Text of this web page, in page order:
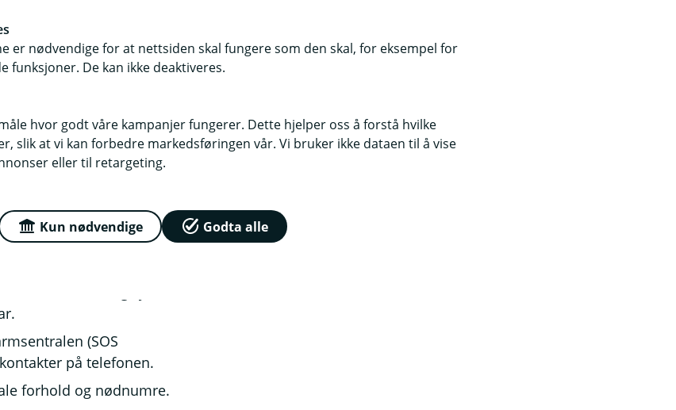
seks måneder etter
og ha
reiseforsikringen din
vaksiner, og pakk
valuta.
for pass, penger og
(SOS
på telefonen.
forhold og nødnumre.
er nødvendige for at nettsiden skal fungere som den skal, for eksempel for
funksjoner. De kan ikke deaktiveres.
hvor godt våre kampanjer fungerer. Dette hjelper oss å forstå hvilke
slik at vi kan forbedre markedsføringen vår. Vi bruker ikke dataen til å vise
eller til retargeting.
Kun nødvendige Godta alle